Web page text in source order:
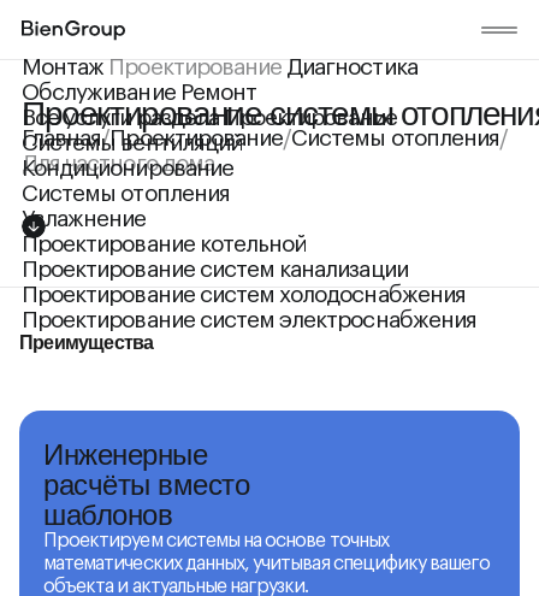
МонтажПроектированиеДиагностика
Обслуживание Ремонт
Все услуги раздела Проектирование
Системы вентиляций
Кондиционирование
Cистемы отопления
Увлажнение
Проектирование котельной
Проектирование систем канализации
Проектирование систем холодоснабжения
Проектирование систем электроснабжения
Проектирование системы
Главная/Проектирование/Cистемы отопления/
Для частного дома
Преимущества
Инженерные
расчёты вместо
шаблонов
Проектируем системы на основе точных
математических данных, учитывая специфику вашего
объекта и актуальные нагрузки.